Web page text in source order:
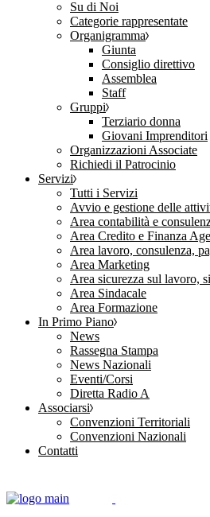
Su di Noi
Categorie rappresentate
Organigramma
Giunta
Consiglio direttivo
Assemblea
Staff
Gruppi
Terziario donna
Giovani Imprenditori
Organizzazioni Associate
Richiedi il Patrocinio
Servizi
Tutti i Servizi
Avvio e gestione delle
Area contabilità e
Area Credito e Finanza
Area lavoro, consulenza,
Area Marketing
Area sicurezza sul lavoro,
Area Sindacale
Area Formazione
In Primo Piano
News
Rassegna Stampa
News Nazionali
Eventi/Corsi
Diretta Radio A
Associarsi
Convenzioni Territoriali
Convenzioni Nazionali
Contatti